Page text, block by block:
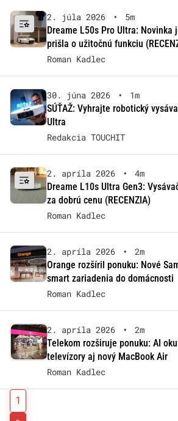
2. júla 2026 •
5m
Dreame L50s Pro Ultra: Novinka
prišla o užitočnú funkciu
Roman Kadlec
30. júna 2026 •
1m
SÚŤAŽ: Vyhrajte robotický
Ultra
Redakcia TOUCHIT
2. apríla 2026 •
4m
Dreame L10s Ultra Gen3:
za dobrú cenu (RECENZIA)
Roman Kadlec
2. apríla 2026 •
2m
Orange rozšíril ponuku: Nové
smart zariadenia do domácnosti
Roman Kadlec
2. apríla 2026 •
2m
Telekom rozširuje ponuku: AI
televízory aj nový MacBook Air
Roman Kadlec
1